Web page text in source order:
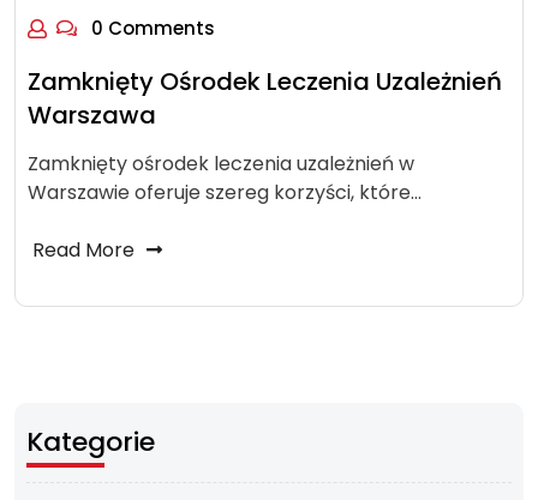
0 Comments
Zamknięty Ośrodek Leczenia Uzależnień
Warszawa
Zamknięty ośrodek leczenia uzależnień w
Warszawie oferuje szereg korzyści, które…
Read More
Kategorie